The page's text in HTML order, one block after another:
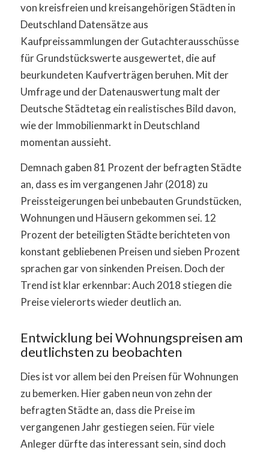
von kreisfreien und kreisangehörigen Städten in
Deutschland Datensätze aus
Kaufpreissammlungen der Gutachterausschüsse
für Grundstückswerte ausgewertet, die auf
beurkundeten Kaufverträgen beruhen. Mit der
Umfrage und der Datenauswertung malt der
Deutsche Städtetag ein realistisches Bild davon,
wie der Immobilienmarkt in Deutschland
momentan aussieht.
Demnach gaben 81 Prozent der befragten Städte
an, dass es im vergangenen Jahr (2018) zu
Preissteigerungen bei unbebauten Grundstücken,
Wohnungen und Häusern gekommen sei. 12
Prozent der beteiligten Städte berichteten von
konstant gebliebenen Preisen und sieben Prozent
sprachen gar von sinkenden Preisen. Doch der
Trend ist klar erkennbar: Auch 2018 stiegen die
Preise vielerorts wieder deutlich an.
Entwicklung bei Wohnungspreisen am
deutlichsten zu beobachten
Dies ist vor allem bei den Preisen für Wohnungen
zu bemerken. Hier gaben neun von zehn der
befragten Städte an, dass die Preise im
vergangenen Jahr gestiegen seien. Für viele
Anleger dürfte das interessant sein, sind doch